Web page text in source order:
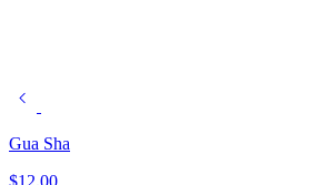
Gua Sha
$12.00